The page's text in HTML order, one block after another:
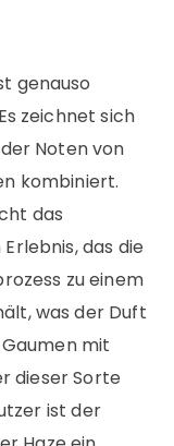
genauso
zeichnet sich
Noten von
kombiniert.
das
das die
zu einem
was der Duft
mit
dieser Sorte
ist der